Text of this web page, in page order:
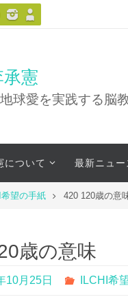
憲
球愛を実践する脳
について 最新ニュー
希望の手紙 420 120歳の意
歳の意味
10月25日 ILCHI希